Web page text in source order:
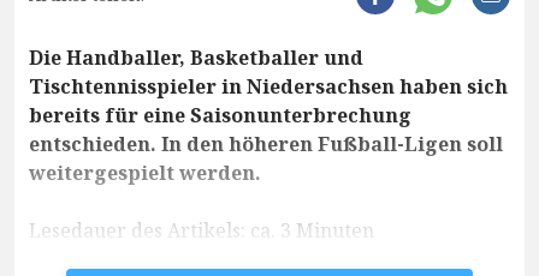
Die Handballer, Basketballer und
Tischtennisspieler in Niedersachsen haben sich
bereits für eine Saisonunterbrechung
entschieden. In den höheren Fußball-Ligen soll
weitergespielt werden.
Lesedauer des Artikels: ca. 3 Minuten